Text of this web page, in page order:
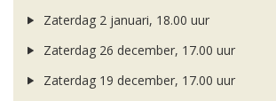
Zaterdag 2 januari, 18.00 uur
Zaterdag 26 december, 17.00 uur
Zaterdag 19 december, 17.00 uur